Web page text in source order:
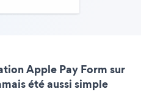
Apple Pay Form sur
été aussi simple